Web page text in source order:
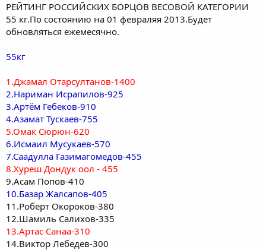
РЕЙТИНГ РОССИЙСКИХ БОРЦОВ ВЕСОВОЙ КАТЕГОРИИ
55 кг.По состоянию на 01 февраляя 2013.Будет
обновляться ежемесячно.
55кг
1.Джамал Отарсултанов-1400
2.Нариман Исрапилов-925
3.Артём Гебеков-910
4.Азамат Тускаев-755
5.Омак Сюрюн-620
6.Исмаил Мусукаев-570
7.Саадулла Газимагомедов-455
8.Хуреш Дондук оол - 455
9.Асам Попов-410
10.Базар Жалсапов-405
11.Роберт Окороков-380
12.Шамиль Салихов-335
13.Артас Санаа-310
14.Виктор Лебедев-300